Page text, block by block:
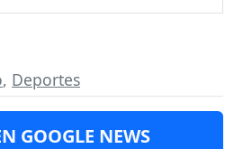
, Deportes
GOOGLE NEWS